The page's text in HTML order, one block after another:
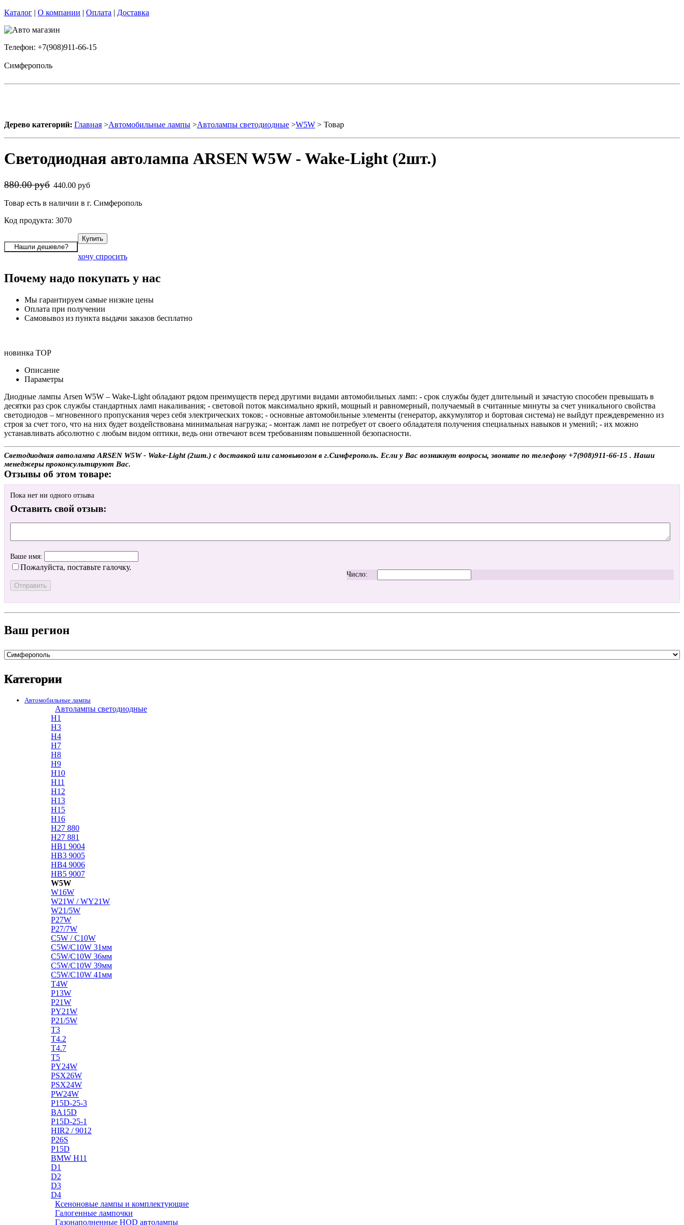
Каталог | О компании | Оплата | Доставка
Телефон: +7(908)911-66-15
Симферополь
Дерево категорий: Главная >Автомобильные лампы >Автолампы светодиодные >W5W > Товар
Светодиодная автолампа ARSEN W5W - Wake-Light (2шт.)
880.00 руб 440.00 руб
Товар есть в наличии в г. Симферополь
Код продукта: 3070
хочу спросить
Почему надо покупать у нас
Мы гарантируем самые низкие цены
Оплата при получении
Самовывоз из пункта выдачи заказов бесплатно
новинка TOP
Описание
Параметры
Диодные лампы Arsen W5W – Wake-Light обладают рядом преимуществ перед другими видами автомобильных ламп: - срок службы будет длительный и зачастую способен превышать в
десятки раз срок службы стандартных ламп накаливания; - световой поток максимально яркий, мощный и равномерный, получаемый в считанные минуты за счет уникального свойства
светодиодов – мгновенного пропускания через себя электрических токов; - основные автомобильные элементы (генератор, аккумулятор и бортовая система) не выйдут преждевременно из
строя за счет того, что на них будет воздействована минимальная нагрузка; - монтаж ламп не потребует от своего обладателя получения специальных навыков и умений; - их можно
устанавливать абсолютно с любым видом оптики, ведь они отвечают всем требованиям повышенной безопасности.
Светодиодная автолампа ARSEN W5W - Wake-Light (2шт.) с доставкой или самовывозом в г.Симферополь. Если у Вас возникнут вопросы, звоните по телефону +7(908)911-66-15 . Наши
менеджеры проконсультируют Вас.
Отзывы об этом товаре:
Пока нет ни одного отзыва
Оставить свой отзыв:
Ваше имя:
Пожалуйста, поставьте галочку.
Число:
Ваш регион
Категории
Автомобильные лампы
Автолампы светодиодные
H1
H3
H4
H7
H8
H9
H10
H11
H12
H13
H15
H16
H27 880
H27 881
HB1 9004
HB3 9005
HB4 9006
HB5 9007
W5W
W16W
W21W / WY21W
W21/5W
P27W
P27/7W
C5W / C10W
C5W/C10W 31мм
C5W/C10W 36мм
C5W/C10W 39мм
C5W/C10W 41мм
T4W
P13W
P21W
PY21W
P21/5W
T3
T4.2
T4.7
T5
PY24W
PSX26W
PSX24W
PW24W
P15D-25-3
BA15D
P15D-25-1
HIR2 / 9012
P26S
P15D
BMW H11
D1
D2
D3
D4
Ксеноновые лампы и комплектующие
Галогенные лампочки
Газонаполненные HOD автолампы